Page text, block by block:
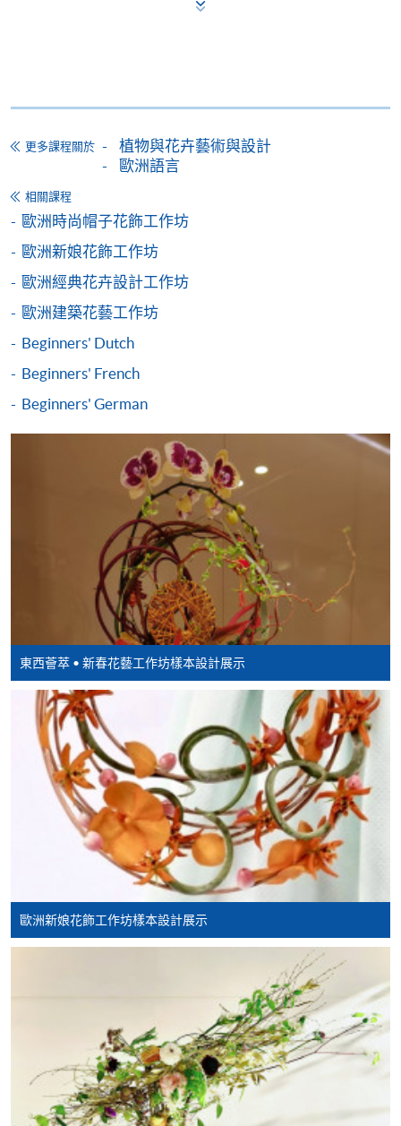
申請/報讀指南 :
-短期課程
-個別學歷頒授課程
報讀同一學歷頒授課程內其他單元
交下期學費的學員，提供網上服務，如學員就讀的課
程設有此服務，課程負責人會通知學員有關程序。
VISA 或 Mastercard、「微信支付」(Online WeChat
Pay) 、「支付寶」(Online Alipay) 或 「轉數快」(FPS)
親身報名/郵遞
報讀新課程
凡以「先到先得」為取錄方式的課程，請填妥
SF26報名表，親往報名中心或以郵遞方式連同學
費以及所需證明文件呈交。
[下載報名表SF26
申請學歷頒授及專業課程可能需要其他資料，報名
表可向報名中心或有關課程負責人索取。填妥申請
表格後，請連同報名費/學費以及所需證明文件親
往報名中心或以郵遞方式遞交。
報讀同一學歷頒授課程內其他單元
​學院為學歷頒授課程特設「註冊及學費通知」，適
課程負責人會為學員送上「註冊及學費通知」
(「通知」)，請填妥有關「通知」，並親往報名中
心或以郵遞方式，遞交「通知」及繳交所需費用。
有關繳費詳情，請參閱付款方法
。如對報名程序有任
更多課程關於
植物與花卉藝術與設計
歐洲語言
相關課程
歐洲時尚帽子花飾工作坊
歐洲新娘花飾工作坊
歐洲經典花卉設計工作坊
歐洲建築花藝工作坊
Beginners' Dutch
Beginners' French
Beginners' German
東西薈萃 • 新春花藝工作坊樣本設計展示
歐洲新娘花飾工作坊樣本設計展示